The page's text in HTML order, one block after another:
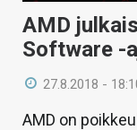
AMD
Software -
27.8.2018 -
AMD on